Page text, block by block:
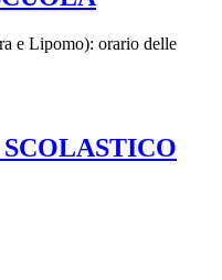
e Lipomo): orario delle